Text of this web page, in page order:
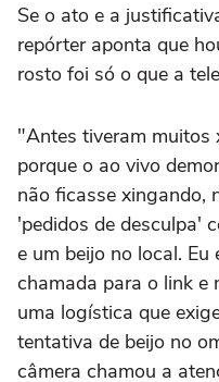
Se o ato e a
repórter aponta que
rosto foi só o que a
"Antes tiveram muitos
porque o ao vivo
não ficasse xingando,
'pedidos de desculpa'
e um beijo no local.
chamada para o link e
uma logística que
tentativa de beijo no
câmera chamou a